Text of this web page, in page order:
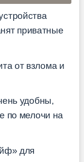
приватные
от взлома и
удобны,
по мелочи на
для